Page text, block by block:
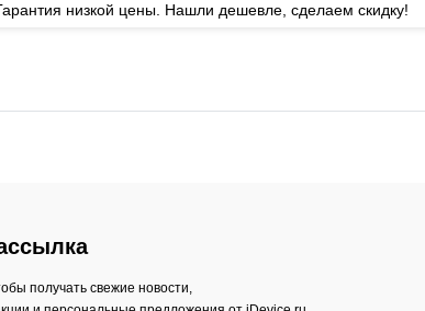
низкой цены. Нашли дешевле, сделаем скидку!
получать свежие новости,